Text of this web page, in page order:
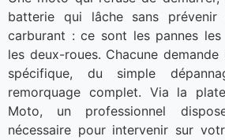
batterie qui lâche sans
carburant : ce sont les pannes
les deux-roues. Chacune
spécifique, du simple
remorquage complet. Via la
Moto, un professionnel
nécessaire pour intervenir sur